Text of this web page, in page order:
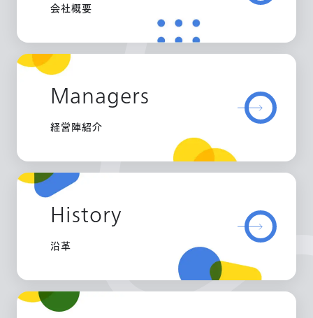
会社概要
Managers
経営陣紹介
History
沿革